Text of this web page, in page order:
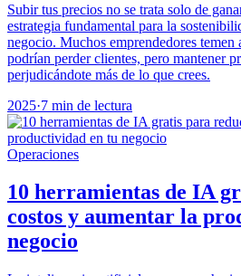
Subir tus precios no se trata solo de
estrategia fundamental para la
negocio. Muchos emprendedores temen
podrían perder clientes, pero mantener
perjudicándote más de lo que crees.
2025·7 min de lectura
Operaciones
10 herramientas de IA
costos y aumentar la
negocio